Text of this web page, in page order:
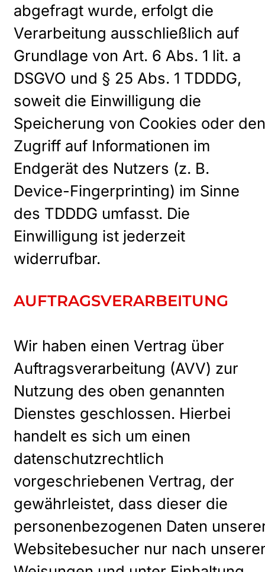
abgefragt wurde, erfolgt die
Verarbeitung ausschließlich auf
Grundlage von Art. 6 Abs. 1 lit. a
DSGVO und § 25 Abs. 1 TDDDG,
soweit die Einwilligung die
Speicherung von Cookies oder den
Zugriff auf Informationen im
Endgerät des Nutzers (z. B.
Device-Fingerprinting) im Sinne
des TDDDG umfasst. Die
Einwilligung ist jederzeit
widerrufbar.
AUFTRAGSVERARBEITUNG
Wir haben einen Vertrag über
Auftragsverarbeitung (AVV) zur
Nutzung des oben genannten
Dienstes geschlossen. Hierbei
handelt es sich um einen
datenschutzrechtlich
vorgeschriebenen Vertrag, der
gewährleistet, dass dieser die
personenbezogenen Daten
Websitebesucher nur nach